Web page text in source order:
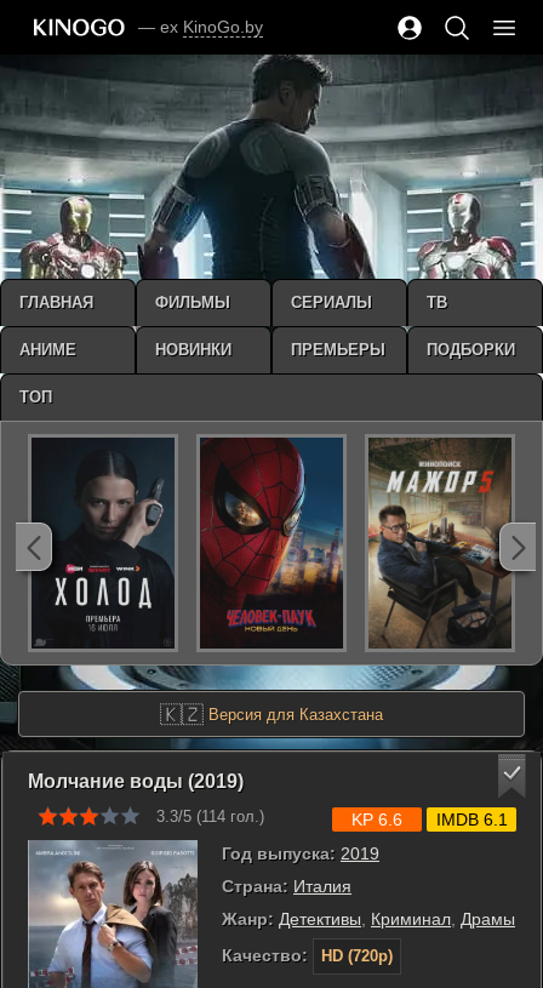
— ex KinoGo.by
🇰🇿 Версия для Казахстана
Молчание воды (2019)
3.3/5 (114 гол.)
Год выпуска: 2019
Страна: Италия
Жанр: Детективы Криминал Драмы
Качество:
HD (720p)
KP 6.6 IMDB 6.1
ГЛАВНАЯ ФИЛЬМЫ СЕРИАЛЫ ТВ
АНИМЕ НОВИНКИ ПРЕМЬЕРЫ ПОДБОРКИ
ТОП